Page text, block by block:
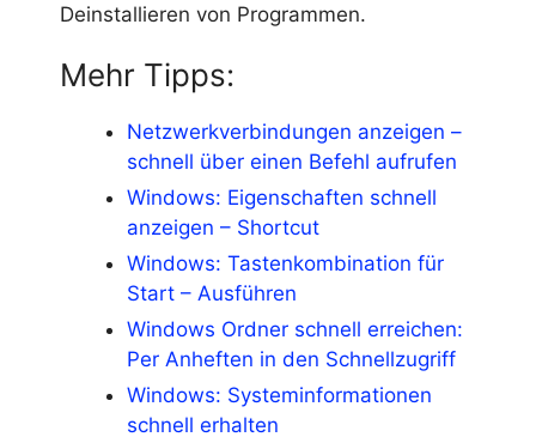
Deinstallieren von Programmen.
Mehr Tipps:
Netzwerkverbindungen anzeigen –
schnell über einen Befehl aufrufen
Windows: Eigenschaften schnell
anzeigen – Shortcut
Windows: Tastenkombination für
Start – Ausführen
Windows Ordner schnell erreichen:
Per Anheften in den Schnellzugriff
Windows: Systeminformationen
schnell erhalten